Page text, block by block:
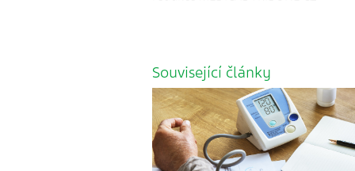
Související články